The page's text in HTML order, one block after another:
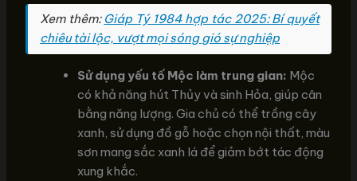
Xem thêm: Giáp Tý 1984 hợp tác 2025: Bí quyết
chiêu tài lộc, vượt mọi sóng gió sự nghiệp
Sử dụng yếu tố Mộc làm trung gian: Mộc
có khả năng hút Thủy và sinh Hỏa, giúp cân
bằng năng lượng. Gia chủ có thể trồng cây
xanh, sử dụng đồ gỗ hoặc chọn nội thất, màu
sơn mang sắc xanh lá để giảm bớt tác động
xung khắc.